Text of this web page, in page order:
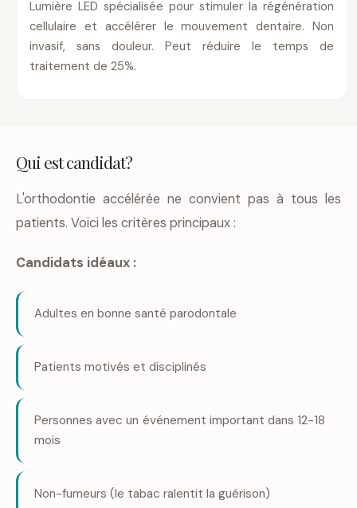
Lumière LED spécialisée pour stimuler la régénération
cellulaire et accélérer le mouvement dentaire. Non
invasif, sans douleur. Peut réduire le temps de
traitement de 25%.
Qui est candidat?
L'orthodontie accélérée ne convient pas à tous les
patients. Voici les critères principaux :
Candidats idéaux :
Adultes en bonne santé parodontale
Patients motivés et disciplinés
Personnes avec un événement important dans 12-18
mois
Non-fumeurs (le tabac ralentit la guérison)